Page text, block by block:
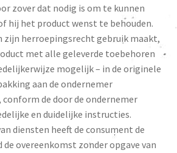
zover dat nodig is om te kunnen
hij het product wenst te behouden.
zijn herroepingsrecht gebruik maakt,
met alle geleverde toebehoren
mogelijk – in de originele
aan de ondernemer
de door de ondernemer
en duidelijke instructies.
diensten heeft de consument de
overeenkomst zonder opgave van